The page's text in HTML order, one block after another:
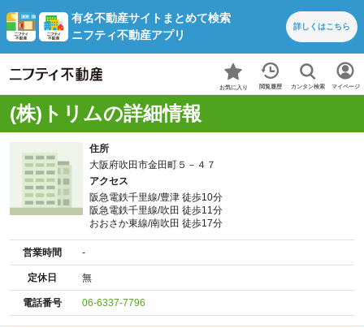
有名不動産サイトまとめて検索
ニフティ不動産アプリ
詳しくはこちら
お気に入り 閲覧履歴 カンタン検索 マイページ
(株)トリムの詳細情報
住所
大阪府吹田市金田町５－４７
アクセス
阪急電鉄千里線/豊津 徒歩10分
阪急電鉄千里線/吹田 徒歩11分
おおさか東線/南吹田 徒歩17分
営業時間 -
定休日 無
電話番号 06-6337-7796